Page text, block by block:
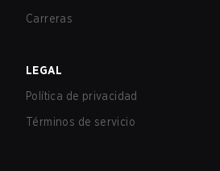
Carreras
LEGAL
Política de privacidad
Términos de servicio